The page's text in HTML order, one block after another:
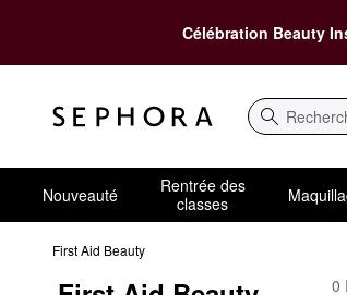
Célébration Beauty
Recherche
Nouveauté
Rentrée des
classes
First Aid Beauty
0